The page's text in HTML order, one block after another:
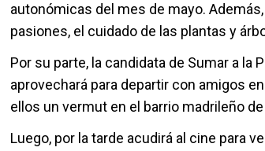
autonómicas del mes de mayo.
pasiones, el cuidado de las plantas y
Por su parte, la candidata de Sumar a la
aprovechará para departir con amigos
ellos un vermut en el barrio madrileño
Luego, por la tarde acudirá al cine para